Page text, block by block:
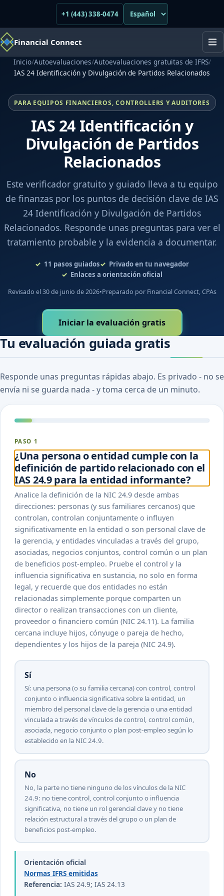
+1 (443) 338-0474
Financial Connect
Inicio/Autoevaluaciones/Autoevaluaciones gratuitas de IFRS/
IAS 24 Identificación y Divulgación de Partidos Relacionados
PARA EQUIPOS FINANCIEROS, CONTROLLERS Y AUDITORES
IAS 24 Identificación y
Divulgación de Partidos
Relacionados
Este verificador gratuito y guiado lleva a tu equipo
de finanzas por los puntos de decisión clave de IAS
24 Identificación y Divulgación de Partidos
Relacionados. Responde unas preguntas para ver el
tratamiento probable y la evidencia a documentar.
11 pasos guiados
Privado en tu navegador
Enlaces a orientación oficial
Revisado el 30 de junio de 2026•Preparado por Financial Connect, CPAs
Iniciar la evaluación gratis
Tu evaluación guiada gratis
Responde unas preguntas rápidas abajo. Es privado - no se
envía ni se guarda nada - y toma cerca de un minuto.
PASO 1
¿Una persona o entidad cumple con la
definición de partido relacionado con el
IAS 24.9 para la entidad informante?
Analice la definición de la NIC 24.9 desde ambas
direcciones: personas (y sus familiares cercanos) que
controlan, controlan conjuntamente o influyen
significativamente en la entidad o son personal clave de
la gerencia, y entidades vinculadas a través del grupo,
asociadas, negocios conjuntos, control común o un plan
de beneficios post-empleo. Pruebe el control y la
influencia significativa en sustancia, no solo en forma
legal, y recuerde que dos entidades no están
relacionadas simplemente porque comparten un
director o realizan transacciones con un cliente,
proveedor o financiero común (NIC 24.11). La familia
cercana incluye hijos, cónyuge o pareja de hecho,
dependientes y los hijos de la pareja (NIC 24.9).
Sí
Sí: una persona (o su familia cercana) con control, control
conjunto o influencia significativa sobre la entidad, un
miembro del personal clave de la gerencia o una entidad
vinculada a través de vínculos de control, control común,
asociada, negocio conjunto o plan post-empleo según lo
establecido en la NIC 24.9.
No
No, la parte no tiene ninguno de los vínculos de la NIC
24.9: no tiene control, control conjunto o influencia
significativa, no tiene un rol gerencial clave y no tiene
relación estructural a través del grupo o un plan de
beneficios post-empleo.
Orientación oficial
Normas IFRS emitidas
Referencia: IAS 24.9; IAS 24.13